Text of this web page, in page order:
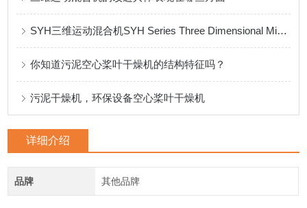
SYH三维运动混合机SYH Series Three Dimensional Mixer
你知道污泥空心桨叶干燥机的结构特征吗？
污泥干燥机，环保设备空心桨叶干燥机
详细介绍
品牌 其他品牌